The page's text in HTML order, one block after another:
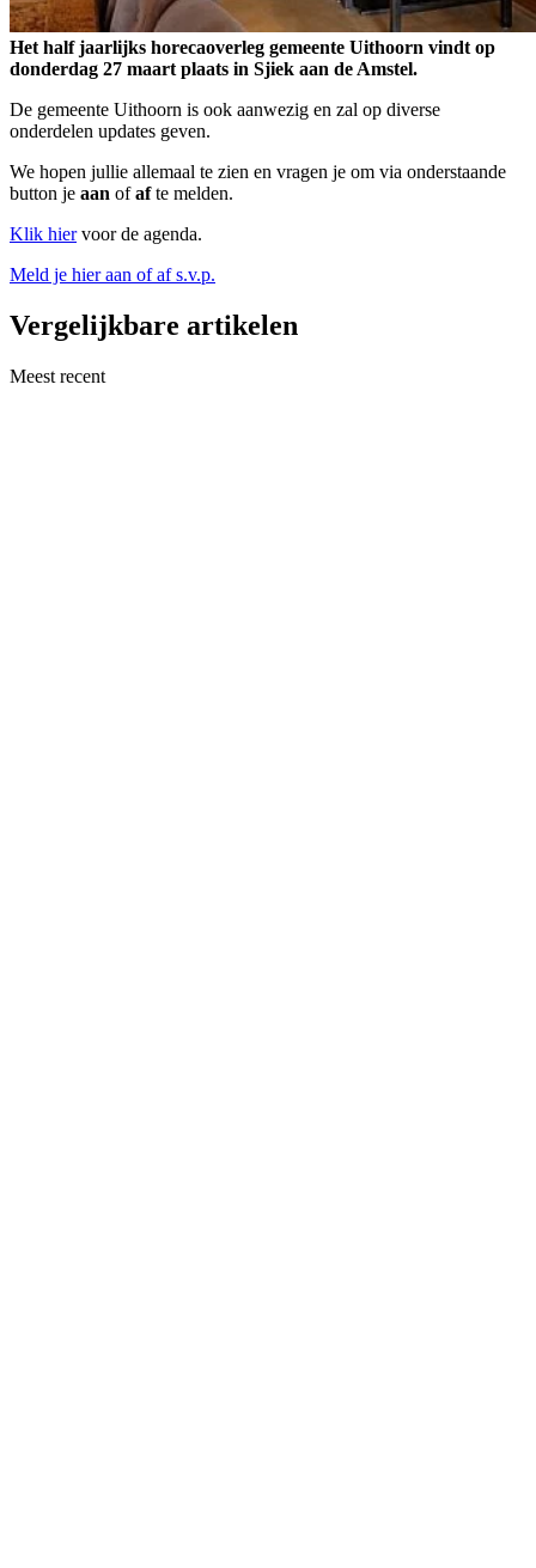
Het half jaarlijks horecaoverleg gemeente Uithoorn vindt op
donderdag 27 maart plaats in Sjiek aan de Amstel.
De gemeente Uithoorn is ook aanwezig en zal op diverse
onderdelen updates geven.
We hopen jullie allemaal te zien en vragen je om via onderstaande
button je aan ofafte melden.
Klik hiervoor de agenda.
Meld je hier aan of af s.v.p.
Vergelijkbare artikelen
Meest recent